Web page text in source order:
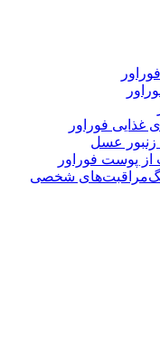
غذایی فوراور
عسل
از پوست فوراور
مراقبت‌های شخصی